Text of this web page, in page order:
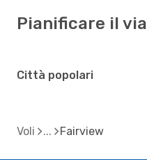
Pianificare il
Città popolari
Voli Fairview